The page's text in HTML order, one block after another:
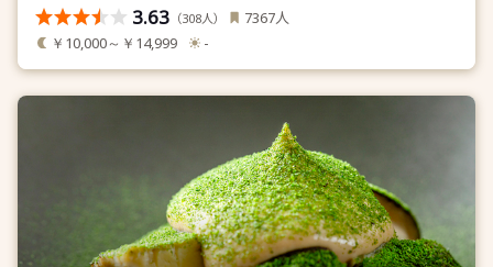
3.63 （308人） 7367人
￥10,000～￥14,999 -